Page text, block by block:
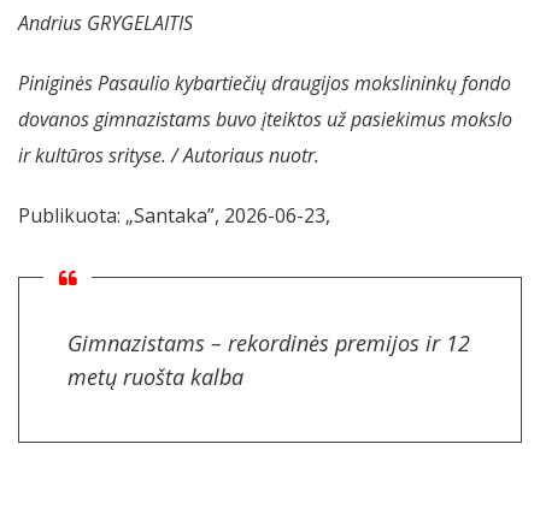
Andrius GRYGELAITIS
Piniginės Pasaulio kybartiečių draugijos mokslininkų fondo
dovanos gimnazistams buvo įteiktos už pasiekimus mokslo
ir kultūros srityse. / Autoriaus nuotr.
Publikuota: „Santaka”, 2026-06-23,
Gimnazistams – rekordinės premijos ir 12
metų ruošta kalba